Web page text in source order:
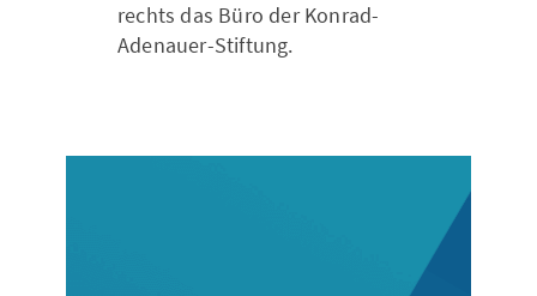
rechts das Büro der Konrad-
Adenauer-Stiftung.